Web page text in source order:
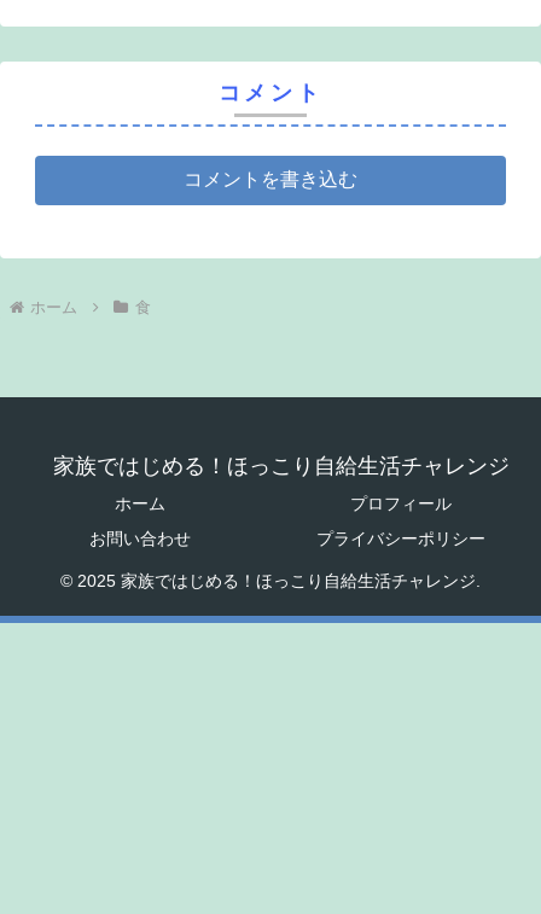
コメント
コメントを書き込む
ホーム 食
家族ではじめる！ほっこり自給生活チャレンジ
ホーム
プロフィール
お問い合わせ
プライバシーポリシー
© 2025 家族ではじめる！ほっこり自給生活チャレンジ.